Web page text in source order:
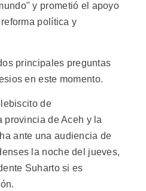
y prometió el apoyo
política y
principales preguntas
en este momento.
de
provincia de Aceh y la
ante una audiencia de
la noche del jueves,
Suharto si es